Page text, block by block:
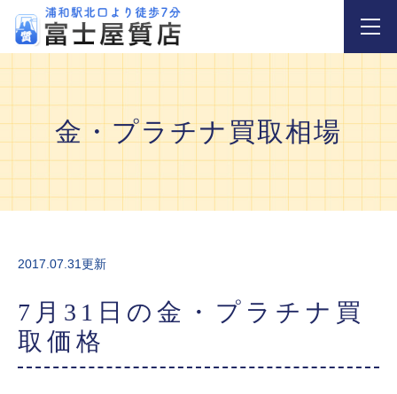
金・プラチナ買取相場
2017.07.31更新
7月31日の金・プラチナ買
取価格